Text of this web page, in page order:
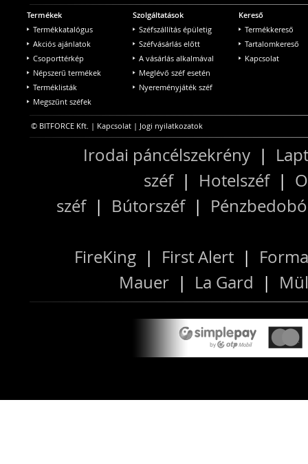
Termékek
Termékkatalógus
Akciós ajánlatok
Csoporttérkép
Népszerű termékek
Terméklisták
Megszűnt széfek
Szolgáltatások
Széfszállítás épületig
Széfvásárlás előtt
A vásárlás alkalmával
Meglévő széf esetén
Nyereményjáték széf
Kereső
Termékkereső
Tartalomkereső
Kapcsolat
© BITFORCE Kft. | Kapcsolat | Jogi nyilatkozatok
Irodai páncélszekrény |
széf| Hotelszéf|
széf| Bútorszéf|
FireKing | First Alert |
Mauer | La Gard |